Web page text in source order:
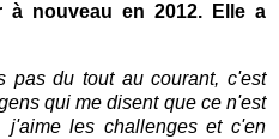
à nouveau en 2012. Elle a
pas du tout au courant, c'est
qui me disent que ce n'est
les challenges et c'en